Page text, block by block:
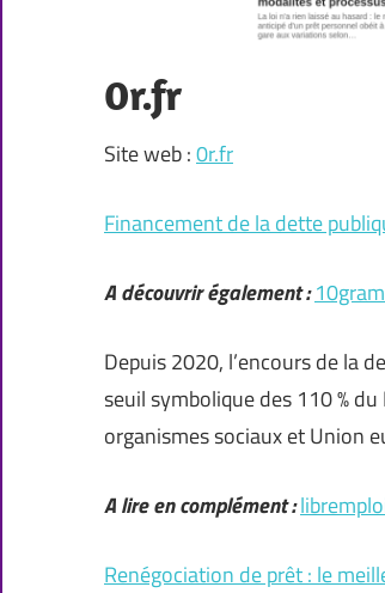
0r.fr
Site web :0r.fr
Financement de la dette
A découvrir également :
Depuis 2020, l’encours de la
seuil symbolique des 110 %
organismes sociaux et Union
A lire en complément :
Renégociation de prêt : le